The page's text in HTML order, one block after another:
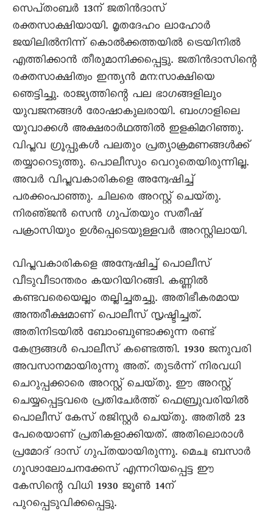
സെപ്‌തംബർ 13ന്‌ ജതിൻദാസ്‌
രക്തസാക്ഷിയായി. മൃതദേഹം ലാഹോർ
ജയിലിൽനിന്ന്‌ കൊൽക്കത്തയിൽ ട്രെയിനിൽ
എത്തിക്കാൻ തീരുമാനിക്കപ്പെട്ടു. ജതിൻദാസിന്റെ
രക്തസാക്ഷിത്വം ഇന്ത്യൻ മനഃസാക്ഷിയെ
ഞെട്ടിച്ചു. രാജ്യത്തിന്റെ പല ഭാഗങ്ങളിലും
യുവജനങ്ങൾ രോഷാകുലരായി. ബംഗാളിലെ
യുവാക്കൾ അക്ഷരാർഥത്തിൽ ഇളകിമറിഞ്ഞു.
വിപ്ലവ ഗ്രൂപ്പുകൾ പലതും പ്രത്യാക്രമണങ്ങൾക്ക്‌
തയ്യാറെടുത്തു. പൊലീസും വെറുതെയിരുന്നില്ല.
അവർ വിപ്ലവകാരികളെ അന്വേഷിച്ച്‌
പരക്കംപാഞ്ഞു. ചിലരെ അറസ്റ്റ്‌ ചെയ്‌തു.
നിരഞ്‌ജൻ സെൻ ഗുപ്‌തയും സതീഷ്‌
പക്രാസിയും ഉൾപ്പെടെയുള്ളവർ അറസ്റ്റിലായി.
വിപ്ലവകാരികളെ അന്വേഷിച്ച്‌ പൊലീസ്‌
വീടുവീടാന്തരം കയറിയിറങ്ങി. കണ്ണിൽ
കണ്ടവരെയെല്ലം തല്ലിച്ചതച്ചു. അതിഭീകരമായ
അന്തരീക്ഷമാണ്‌ പൊലീസ്‌ സൃഷ്ടിച്ചത്‌.
അതിനിടയിൽ ബോംബുണ്ടാക്കുന്ന രണ്ട്‌
കേന്ദ്രങ്ങൾ പൊലീസ്‌ കണ്ടെത്തി. 1930 ജനുവരി
അവസാനമായിരുന്നു അത്‌. തുടർന്ന്‌ നിരവധി
ചെറുപ്പക്കാരെ അറസ്റ്റ്‌ ചെയ്‌തു. ഈ അറസ്റ്റ്‌
ചെയ്യപ്പെട്ടവരെ പ്രതിചേർത്ത്‌ ഫെബ്രുവരിയിൽ
പൊലീസ്‌ കേസ്‌ രജിസ്റ്റർ ചെയ്‌തു. അതിൽ 23
പേരെയാണ്‌ പ്രതികളാക്കിയത്‌. അതിലൊരാൾ
പ്രമോദ്‌ ദാസ്‌ ഗുപ്‌തയായിരുന്നു. മെച്വ ബസാർ
ഗൂഢാലോചനക്കേസ്‌ എന്നറിയപ്പെട്ട ഈ
കേസിന്റെ വിധി 1930 ജൂൺ 14ന്‌
പുറപ്പെടുവിക്കപ്പെട്ടു.